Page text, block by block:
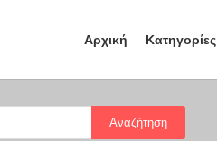
Αρχική Κατηγορίες
Αναζήτηση